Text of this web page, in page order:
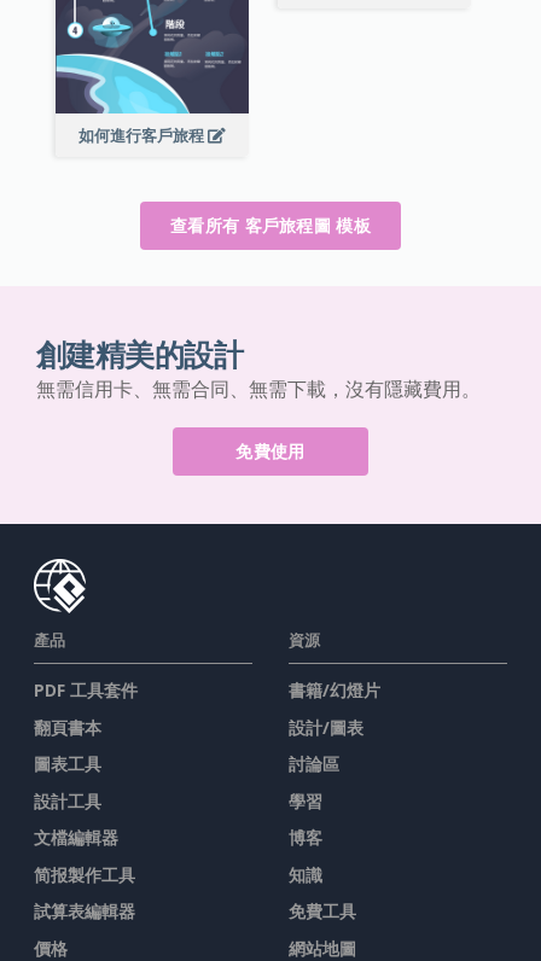
如何進行客戶旅程
查看所有 客戶旅程圖 模板
創建精美的設計
無需信用卡、無需合同、無需下載，沒有隱藏費用。
免費使用
產品
PDF 工具套件
翻頁書本
圖表工具
設計工具
文檔編輯器
简报製作工具
試算表編輯器
價格
資源
書籍/幻燈片
設計/圖表
討論區
學習
博客
知識
免費工具
網站地圖